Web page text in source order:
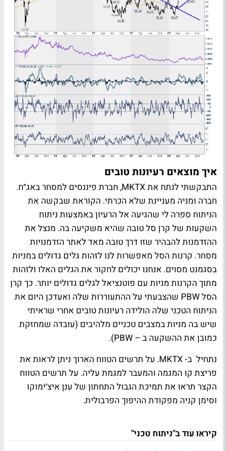
איך מוצאים רעיונות טובים
התבקשתי לנתח את MKTX, חברת פיננסים למסחר באג״ח.
חברה ומניה מעניינת שלא הכרתי. הקוראת שבקשה את
הניתוח ספרה לי שהגיעה אל הרעיון באמצעות ניתוח
השקעות של קרן סל טובה שהיא משקיעה בה. מנצל את
ההזדמנות להבהיר שזו דרך טובה מאד לאתר הזדמנויות
מסחר. קרנות הסל מאפשרות לנו לזהות גלים גדולים במניות
בסגמנט מסוים. אנחנו יכולים לחקור את הגלים האלו ולזהות
מתוך הקרנות מניות עם פוטנציאל לגלים גדולים יותר. כך קרן
הסל PBW שהצבעתי על ההתעוררות שלה ואעדכן היום את
הניתוח הטכני שלה הולידה רעיונות טובים אחרי שראיתי
שיש בה מניות במצבים טכניים מלהיבים (עובדה שמחזקת
כמובן את ההשקעה ב – PBW).
נתחיל ב- MKTX. על תרשים הטווח הארוך ניתן לראות את
פריצת קו המגמה והמעבר למגמת עליה. על תרשים הטווח
הקצר תראו את תמיכת הגבול התחתון של ענן איצ׳ימוקו
וסימן קניה מפקודת ההיפוך הפרבולית.
קיראו עוד ב"ניתוח טכני"